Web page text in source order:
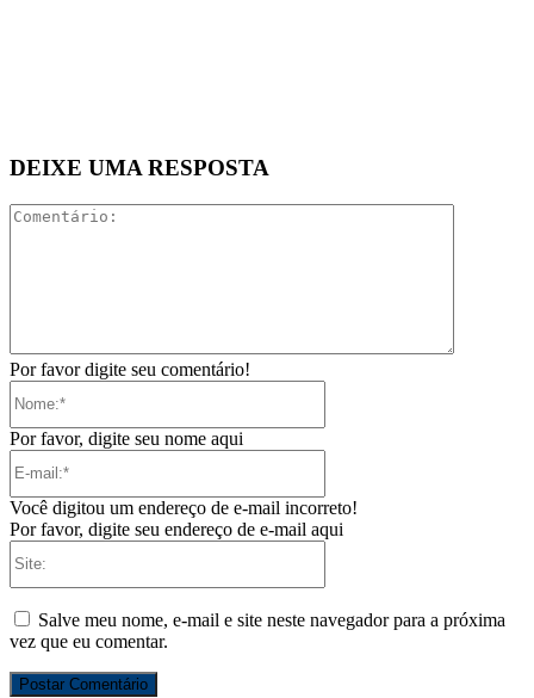
DEIXE UMA RESPOSTA
Por favor digite seu comentário!
Por favor, digite seu nome aqui
Você digitou um endereço de e-mail incorreto!
Por favor, digite seu endereço de e-mail aqui
Salve meu nome, e-mail e site neste navegador para a próxima
vez que eu comentar.